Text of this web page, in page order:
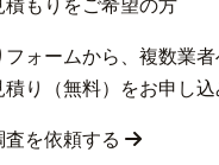
積もりをご希望の方
ォームから、複数業
り（無料）をお申し込
を依頼する